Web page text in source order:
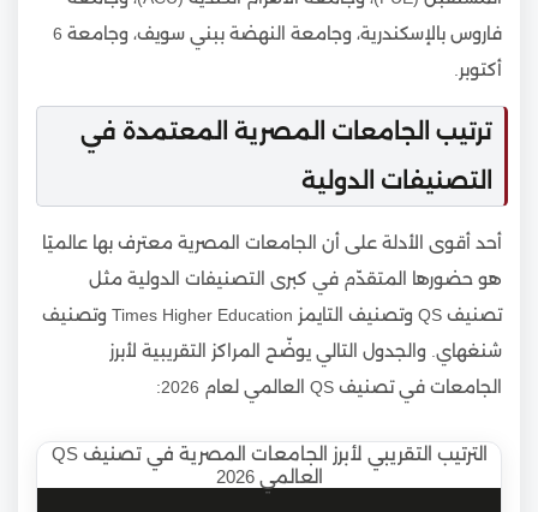
فاروس بالإسكندرية، وجامعة النهضة ببني سويف، وجامعة 6
أكتوبر.
ترتيب الجامعات المصرية المعتمدة في
التصنيفات الدولية
أحد أقوى الأدلة على أن الجامعات المصرية معترف بها عالميًا
هو حضورها المتقدّم في كبرى التصنيفات الدولية مثل
تصنيف QS وتصنيف التايمز Times Higher Education وتصنيف
شنغهاي. والجدول التالي يوضّح المراكز التقريبية لأبرز
الجامعات في تصنيف QS العالمي لعام 2026:
الترتيب التقريبي لأبرز الجامعات المصرية في تصنيف QS
العالمي 2026